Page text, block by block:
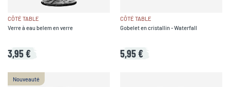
CÔTÉ TABLE
Verre à eau belem en verre
3,95 €
CÔTÉ TABLE
Gobelet en cristallin - Waterfall
5,95 €
Nouveauté